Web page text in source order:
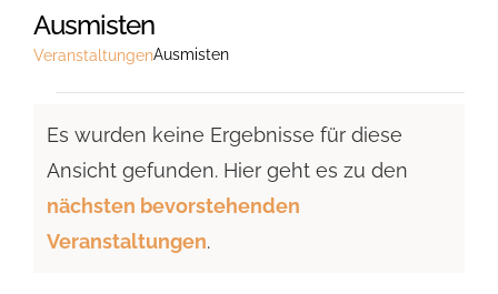
Ausmisten
VeranstaltungenAusmisten
Hinweis
Es wurden keine Ergebnisse für diese
Ansicht gefunden. Hier geht es zu den
nächsten bevorstehenden
Veranstaltungen.